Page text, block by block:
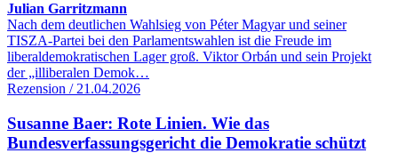
Julian Garritzmann
Nach dem deutlichen Wahlsieg von Péter Magyar und seiner
TISZA-Partei bei den Parlamentswahlen ist die Freude im
liberaldemokratischen Lager groß. Viktor Orbán und sein Projekt
der „illiberalen Demok…
Rezension / 21.04.2026
Susanne Baer: Rote Linien. Wie das
Bundesverfassungsgericht die Demokratie schützt